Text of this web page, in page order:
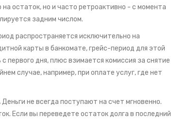
остаток, но и часто ретроактивно - с момента
задним числом.
распространяется исключительно на
карты в банкомате, грейс-период для этой
первого дня, плюс взимается комиссия за снятие
случае, например, при оплате услуг, где нет
Деньги не всегда поступают на счет мгновенно.
Если вы переведете остаток долга в последний